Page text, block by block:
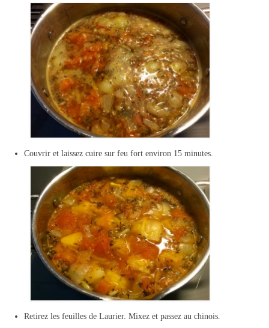
Couvrir et laissez cuire sur feu fort environ 15 minutes.
Retirez les feuilles de Laurier. Mixez et passez au chinois.